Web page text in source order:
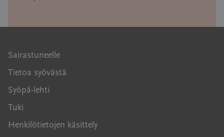
Sairastuneelle
Tietoa syövästä
Syöpä-lehti
Tuki
Henkilötietojen käsittely